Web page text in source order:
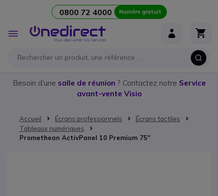
0800 72 4000 Numéro gratuit
Affichage
navigation
Besoin d’une salle de réunion ? Contactez notre Service
avant-vente Visio
Accueil Écrans professionnels
Écrans tactiles
Tableaux numériques
Promethean ActivPanel 10 Premium 75''